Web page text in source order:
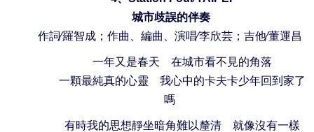
城市歧誤的伴奏
作詞∕羅智成；作曲、編曲、演唱∕李欣芸；吉他∕董運昌
一年又是春天 在城市看不見的角落
一顆最純真的心靈 我心中的卡夫卡少年回到家了
嗎
有時我的思想靜坐暗角難以釐清 就像沒有一樣